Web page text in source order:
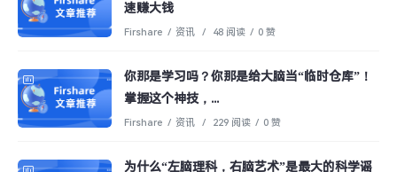
速赚大钱
Firshare / 资讯 / 48 阅读 / 0 赞
你那是学习吗？你那是给大脑当“临时仓库”！
掌握这个神技，...
Firshare / 资讯 / 229 阅读 / 0 赞
为什么“左脑理科，右脑艺术”是最大的科学谣